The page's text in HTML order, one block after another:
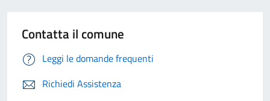
Contatta il comune
Leggi le domande frequenti
Richiedi Assistenza